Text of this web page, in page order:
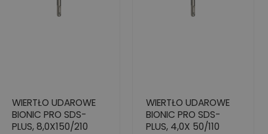
WIERTŁO UDAROWE
BIONIC PRO SDS-
PLUS, 8,0X150/210
WIERTŁO UDAROWE
BIONIC PRO SDS-
PLUS, 4,0X 50/110